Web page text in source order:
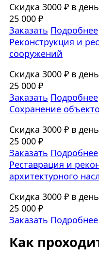
Скидка 3000 ₽ в
25 000 ₽
Заказать Подробнее
Реконструкция и
сооружений
Скидка 3000 ₽ в
25 000 ₽
Заказать Подробнее
Сохранение
Скидка 3000 ₽ в
25 000 ₽
Заказать Подробнее
Реставрация и
архитектурного
Скидка 3000 ₽ в
25 000 ₽
Заказать Подробнее
Как